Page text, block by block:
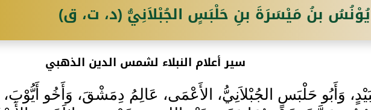
يُوْنُسُ بنُ مَيْسَرَةَ بنِ حَلْبَسٍ الجُبْلاَنِيُّ (د، ت، ق)
سير أعلام النبلاء لشمس الدين الذهبي
وَأَبُو حَلْبَسٍ الجُبْلاَنِيُّ، الأَعْمَى، عَالِمُ دِمَشْقَ، وَأَخُو أَيُّوْبَ،